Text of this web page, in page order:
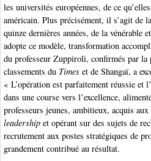
les universités européennes, de ce
américain. Plus précisément, il s’agit de
quinze dernières années, de la vénérable
adopte ce modèle, transformation
du professeur Zuppiroli, confirmés par la
classements du Times et de Shangaï, a
« L’opération est parfaitement réussie et
dans une course vers l’excellence,
professeurs jeunes, ambitieux, acquis
leadership et opérant sur des sujets de
recrutement aux postes stratégiques de
grandement contribué au résultat.